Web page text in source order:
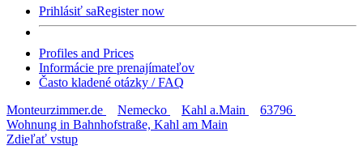
Prihlásiť saRegister now
Profiles and Prices
Informácie pre prenajímateľov
Často kladené otázky / FAQ
Monteurzimmer.de
Nemecko Kahl a.Main
63796
Wohnung in Bahnhofstraße, Kahl am Main
Zdieľať vstup